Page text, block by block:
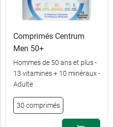
60
6,31 €
180
comprimés
17,73 €
Comprimés Centrum
Men 50+
Hommes de 50 ans et plus -
13 vitamines + 10 minéraux -
Adulte
30 comprimés